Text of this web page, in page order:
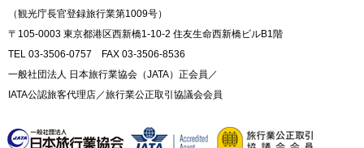
（観光庁長官登録旅行業第1009号）
〒105-0003 東京都港区西新橋1-10-2 住友生命西新橋ビルB1階
TEL 03-3506-0757 FAX 03-3506-8536
一般社団法人 日本旅行業協会（JATA）正会員／
IATA公認旅客代理店／旅行業公正取引協議会会員